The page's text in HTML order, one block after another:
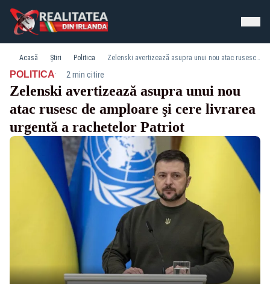
Acasă Știri Politica Zelenski avertizează asupra unui nou atac rusesc de amploare şi cere livrarea urgentă a rachetelor Patriot
POLITICA· 2 min citire
Zelenski avertizează asupra unui nou
atac rusesc de amploare şi cere livrarea
urgentă a rachetelor Patriot